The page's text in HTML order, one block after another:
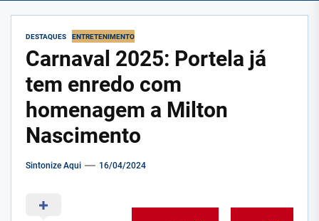
DESTAQUES ENTRETENIMENTO
Carnaval 2025: Portela já
tem enredo com
homenagem a Milton
Nascimento
Sintonize Aqui 16/04/2024